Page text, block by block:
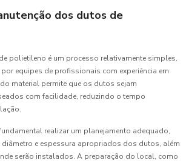
dos dutos de
polietileno é um processo relativamente simples,
equipes de profissionais com experiência em
material permite que os dutos sejam
com facilidade, reduzindo o tempo
realizar um planejamento adequado,
e espessura apropriados dos dutos, além
serão instalados. A preparação do local, como